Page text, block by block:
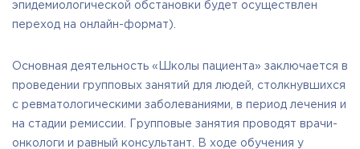
эпидемиологической обстановки будет осуществлен
переход на онлайн-формат).
Основная деятельность «Школы пациента» заключается в
проведении групповых занятий для людей, столкнувшихся
с ревматологическими заболеваниями, в период лечения и
на стадии ремиссии. Групповые занятия проводят врачи-
онкологи и равный консультант. В ходе обучения у